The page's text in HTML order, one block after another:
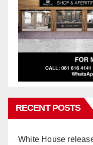
RECENT POSTS
White House